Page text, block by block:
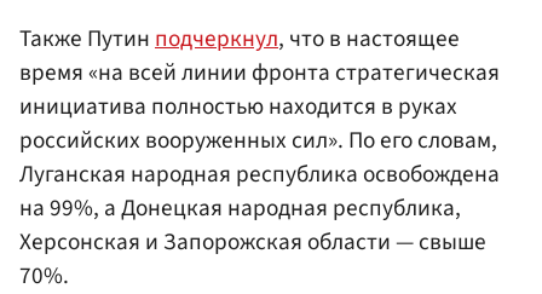
Также Путин подчеркнул, что в настоящее
время «на всей линии фронта стратегическая
инициатива полностью находится в руках
российских вооруженных сил». По его словам,
Луганская народная республика освобождена
на 99%, а Донецкая народная республика,
Херсонская и Запорожская области — свыше
70%.